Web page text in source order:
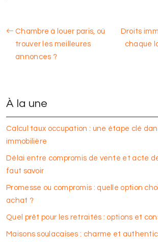
Chambre à louer paris, où
trouver les meilleures
annonces ?
Droits
chaque
À la une
Calcul taux occupation : une étape clé
immobilière
Délai entre compromis de vente et acte de
faut savoir
Promesse ou compromis : quelle option
achat ?
Quel prêt pour les retraités : options et
Maisons soulacaises : charme et